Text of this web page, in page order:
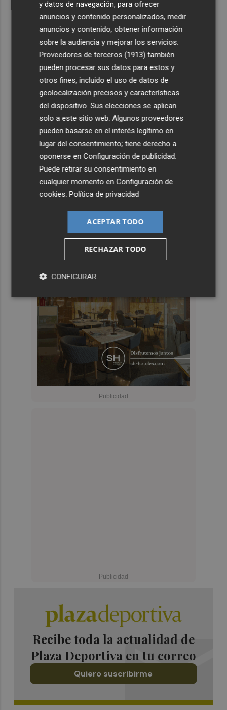
Recibe toda la actualidad de
Plaza Deportiva en tu correo
Quiero suscribirme
y datos de navegación, para ofrecer
anuncios y contenido personalizados, medir
anuncios y contenido, obtener información
sobre la audiencia y mejorar los servicios.
Proveedores de terceros (1913) también
pueden procesar sus datos para estos y
otros fines, incluido el uso de datos de
geolocalización precisos y características
del dispositivo. Sus elecciones se aplican
solo a este sitio web. Algunos proveedores
pueden basarse en el interés legítimo en
lugar del consentimiento; tiene derecho a
oponerse enConfiguración de publicidad
Puede retirar su consentimiento en
cualquier momento enConfiguración de
cookies .Política de privacidad
ACEPTAR TODO
RECHAZAR TODO
CONFIGURAR